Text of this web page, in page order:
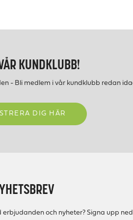
KUNDKLUBB!
- Bli medlem i vår kundklubb redan
DIG HÄR
erbjudanden och nyheter? Signa upp